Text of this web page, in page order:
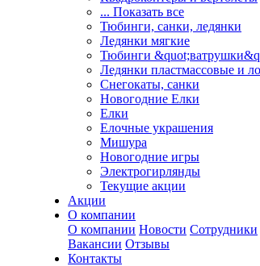
... Показать все
Тюбинги, санки, ледянки
Ледянки мягкие
Тюбинги
Ледянки пластмассовые и
Снегокаты, санки
Новогодние Елки
Елки
Елочные украшения
Мишура
Новогодние игры
Электрогирлянды
Текущие акции
Акции
О компании
О компании Новости Сотрудники
Вакансии Отзывы
Контакты